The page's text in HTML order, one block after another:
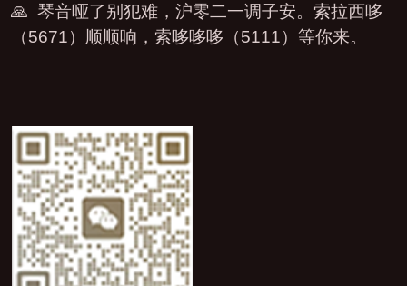
🙏 琴音哑了别犯难，沪零二一调子安。索拉西哆
（5671）顺顺响，索哆哆哆（5111）等你来。